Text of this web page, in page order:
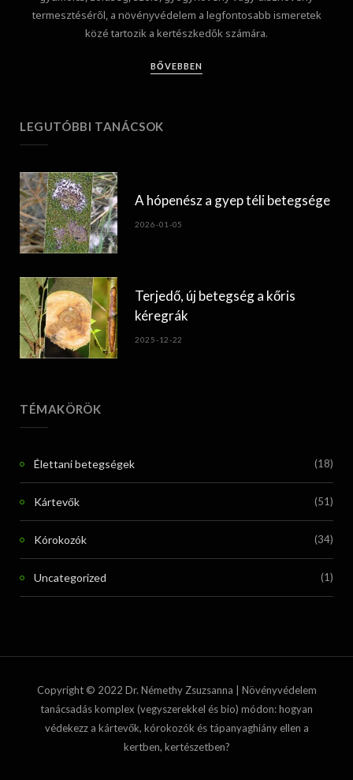
termesztéséről, a növényvédelem a legfontosabb ismeretek
közé tartozik a kertészkedők számára.
BŐVEBBEN
LEGUTÓBBI TANÁCSOK
A hópenész a gyep téli betegsége
2026-01-05
Terjedő, új betegség a kőris
kéregrák
2025-12-22
TÉMAKÖRÖK
Élettani betegségek (18)
Kártevők (51)
Kórokozók (34)
Uncategorized (1)
Copyright © 2022 Dr. Némethy Zsuzsanna | Növényvédelem
tanácsadás komplex (vegyszerekkel és bio) módon: hogyan
védekezz a kártevők, kórokozók és tápanyaghiány ellen a
kertben, kertészetben?